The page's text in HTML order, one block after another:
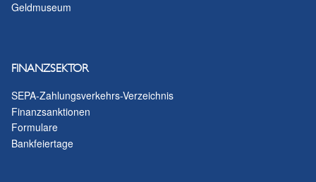
Geldmuseum
FINANZSEKTOR
SEPA-Zahlungsverkehrs-Verzeichnis
Finanzsanktionen
Formulare
Bankfeiertage